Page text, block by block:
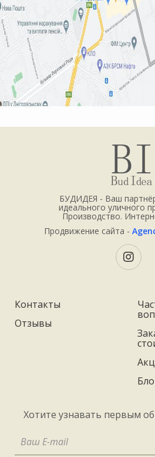
БУДИДЕЯ - Ваш
идеального уличного
Производство.
Продвижение сайта -
Контакты
Отзывы
Хотите узнавать первым об